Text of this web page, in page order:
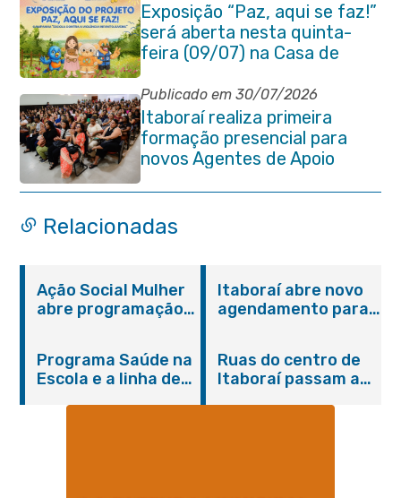
Exposição “Paz, aqui se faz!”
será aberta nesta quinta-
feira (09/07) na Casa de
Cultura Heloísa Alberto
Torres
Publicado em 30/07/2026
Itaboraí realiza primeira
formação presencial para
novos Agentes de Apoio
Escolar
Relacionadas
Ação Social Mulher
abre programação
serviços gratuitos e
orientações
Itaboraí abre novo
agendamento para
Programa Saúde na
Escola e a linha de
Ruas do centro de
Itaboraí passam a